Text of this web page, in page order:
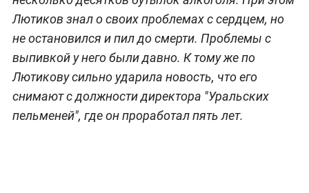
Лютиков знал о своих проблемах с сердцем, но
не остановился и пил до смерти. Проблемы с
выпивкой у него были давно. К тому же по
Лютикову сильно ударила новость, что его
снимают с должности директора "Уральских
пельменей", где он проработал пять лет.